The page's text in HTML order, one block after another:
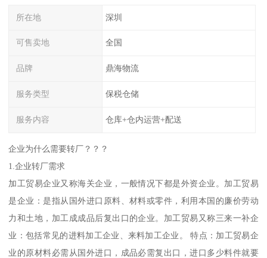
所在地 深圳
可售卖地 全国
品牌 鼎海物流
服务类型 保税仓储
服务内容 仓库+仓内运营+配送
企业为什么需要转厂？？？
1.企业转厂需求
加工贸易企业又称海关企业，一般情况下都是外资企业。加工贸易
是企业：是指从国外进口原料、材料或零件，利用本国的廉价劳动
力和土地，加工成成品后复出口的企业。加工贸易又称三来一补企
业：包括常见的进料加工企业、来料加工企业。 特点：加工贸易企
业的原材料必需从国外进口，成品必需复出口，进口多少料件就要